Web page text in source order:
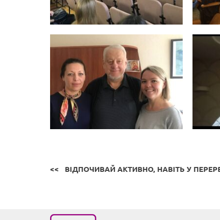
ВІДПОЧИВАЙ АКТИВНО, НАВІТЬ У